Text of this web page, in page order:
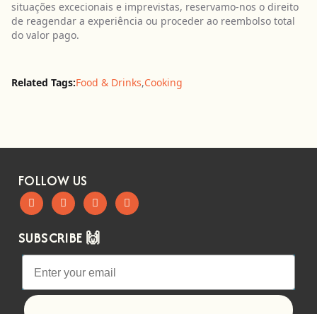
situações excecionais e imprevistas, reservamo-nos o direito
de reagendar a experiência ou proceder ao reembolso total
do valor pago.
Related Tags:Food & Drinks,Cooking
FOLLOW US
SUBSCRIBE 🙌